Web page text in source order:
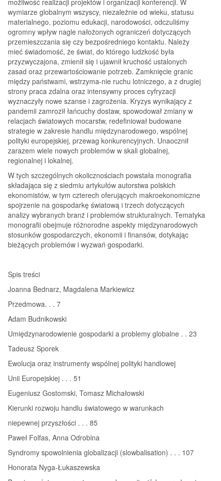
wymiarze globalnym wszyscy, niezależnie od wieku, statusu
materialnego, poziomu edukacji, narodowości, odczuliśmy
ogromny wpływ nagle nałożonych ograniczeń dotyczących
przemieszczania się czy bezpośredniego kontaktu. Należy
mieć świadomość, że świat, do którego ludzkość była
przyzwyczajona, zmienił się i ujawnił kruchość ustalonych
zasad oraz przewartościowanie potrzeb. Zamknięcie granic
między państwami, wstrzyma-nie ruchu lotniczego, a z drugiej
strony praca zdalna oraz intensywny proces cyfryzacji
wyznaczyły nowe szanse i zagrożenia. Kryzys wynikający z
pandemii zamroził łańcuchy dostaw, spowodował zmiany w
relacjach światowych mocarstw, redefiniował budowane
strategie w zakresie handlu międzynarodowego, wspólnej
polityki europejskiej, przewag konkurencyjnych. Unaocznił
zarazem wiele nowych problemów w skali globalnej,
regionalnej i lokalnej.
W tych szczególnych okolicznościach powstała monografia
składająca się z siedmiu artykułów autorstwa polskich
ekonomistów, w tym czterech oferujących makroekonomiczne
spojrzenie na gospodarkę światową i trzech dotyczących
analizy wybranych branż i problemów strukturalnych. Tematyka
monografii obejmuje różnorodne aspekty międzynarodowych
stosunków gospodarczych, ekonomii i finansów, dotykając
bieżących problemów i wyzwań gospodarki.
Spis treści
Joanna Bednarz, Magdalena Markiewicz
Przedmowa. . . 7
Adam Budnikowski
Umiędzynarodowienie gospodarki a problemy globalne . . 23
Tadeusz Sporek
Ewolucja oraz instrumenty wspólnej polityki handlowej
Unii Europejskiej . . . 51
Eugeniusz Gostomski, Tomasz Michałowski
Kierunki rozwoju handlu światowego w warunkach
niepewnej przyszłości . . . 85
Paweł Folfas, Anna Odrobina
Syndromy spowolnienia globalizacji (slowbalisation) . . . 107
Honorata Nyga-Łukaszewska